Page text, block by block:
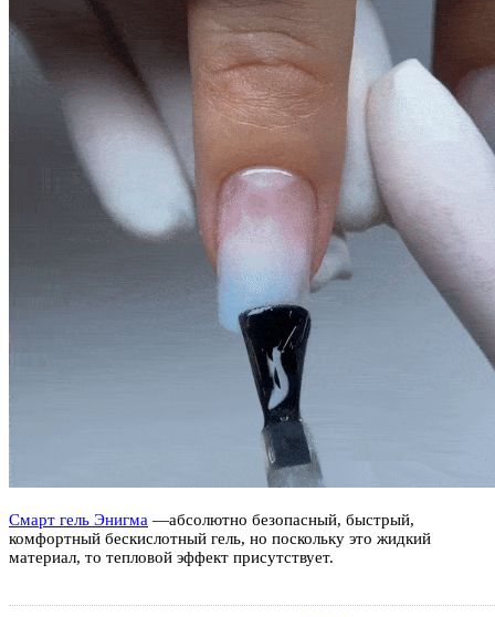
Смарт гель Энигма —абсолютно безопасный, быстрый,
комфортный бескислотный гель, но поскольку это жидкий
материал, то тепловой эффект присутствует.